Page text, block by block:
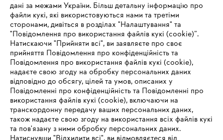
Про компанію STIHL
Запитання та відповіді
дані за межами України. Більш детальну інформацію про
файли кукі, які використовуються нами та третіми
сторонами, дивіться в розділах "Налаштування" та
"Повідомлення про використання файлів кукі (cookie)”.
Натискаючи "Прийняти всі", ви заявляєте про своє
прийняття Повідомлення про конфіденційність та
Повідомлення про використання файлів кукі (cookie),
надаєте свою згоду на обробку персональних даних
відповідно до обсягу, цілей та умов, описаних у
Повідомленні про конфіденційність та Повідомленні про
використання файлів кукі (cookie), включаючи на
транскордонну передачу ваших персональних даних,
також надаєте свою згоду на використання всіх файлів кукі
та пов'язану з ними обробку персональних даних.